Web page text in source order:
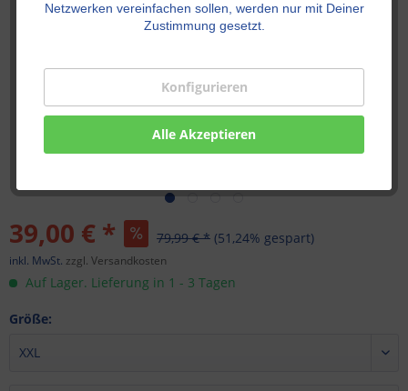
Netzwerken vereinfachen sollen, werden nur mit Deiner
Zustimmung gesetzt.
Konfigurieren
Alle Akzeptieren
39,00 € * 79,99 € * (51,24% gespart)
inkl. MwSt. zzgl. Versandkosten
Auf Lager. Lieferung in 1 - 3 Tagen
Größe: